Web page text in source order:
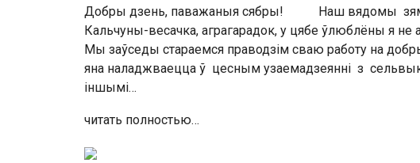
Добры дзень, паважаныя сябры! Наш вядомы
Кальчуны-весачка, аграгарадок, у цябе ўлюблёны я
Мы заўседы стараемся праводзім сваю работу на
яна наладжваецца ў цесным узаемадзеянні з
іншымі…
читать полностью…